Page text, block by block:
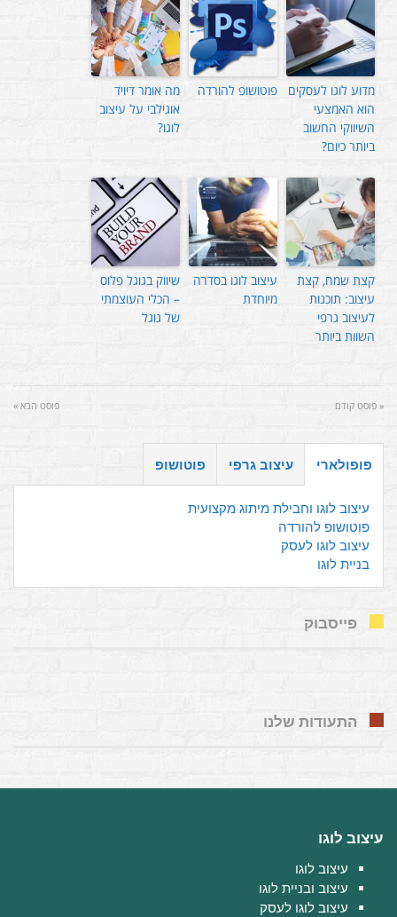
מדוע לוגו לעסקים
הוא האמצעי
השיווקי החשוב
ביותר כיום?
פוטושופ להורדה
מה אומר דיויד
אוגילבי על עיצוב
לוגו?
קצת שמח, קצת
עיצוב: תוכנות
לעיצוב גרפי
השוות ביותר
עיצוב לוגו בסדרה
מיוחדת
שיווק בגוגל פלוס
– הכלי העוצמתי
של גוגל
« פוסט קודם פוסט הבא »
פופולארי עיצוב גרפי פוטושופ
עיצוב לוגו וחבילת מיתוג מקצועית
פוטושופ להורדה
עיצוב לוגו לעסק
בניית לוגו
פייסבוק
התעודות שלנו
עיצוב לוגו
עיצוב לוגו
עיצוב ובניית לוגו
עיצוב לוגו לעסק